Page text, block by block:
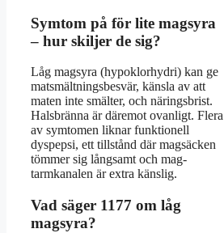
Symtom på för lite magsyra
– hur skiljer de sig?
Låg magsyra (hypoklorhydri) kan ge
matsmältningsbesvär, känsla av att
maten inte smälter, och näringsbrist.
Halsbränna är däremot ovanligt. Flera
av symtomen liknar funktionell
dyspepsi, ett tillstånd där magsäcken
tömmer sig långsamt och mag-
tarmkanalen är extra känslig.
Vad säger 1177 om låg
magsyra?